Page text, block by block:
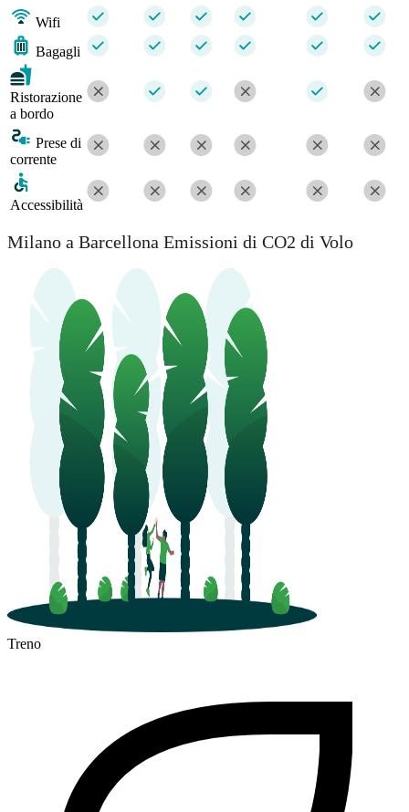
Wifi
Bagagli
Ristorazione
a bordo
Prese di
corrente
Accessibilità
Milano a Barcellona Emissioni di CO2 di Volo
Treno